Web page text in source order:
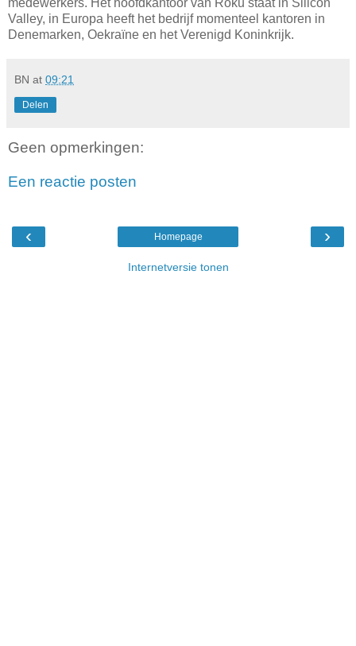
Valley, in Europa heeft het bedrijf momenteel kantoren in
Denemarken, Oekraïne en het Verenigd Koninkrijk.
BN at 09:21
Delen
Geen opmerkingen:
Een reactie posten
‹ ›
Homepage
Internetversie tonen